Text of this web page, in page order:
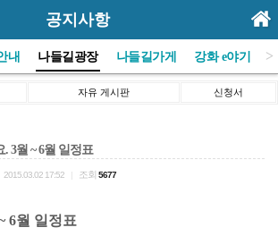
공지사항
내 나들길광장 나들길가게 강화 e야기 >
자유 게시판 신청서
. 3월 ~ 6월 일정표
2015.03.02 17:52 조회 5677
6월 일정표